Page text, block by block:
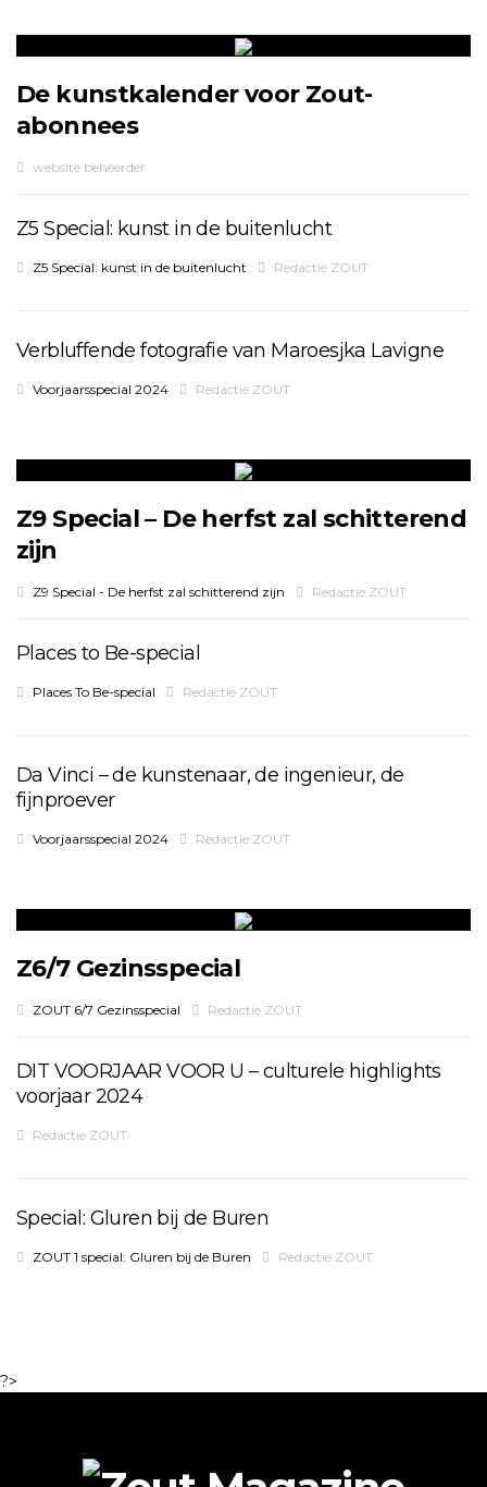
De kunstkalender voor Zout-
abonnees
website beheerder
Z5 Special: kunst in de buitenlucht
Z5 Special: kunst in de buitenlucht Redactie ZOUT
Verbluffende fotografie van Maroesjka Lavigne
Voorjaarsspecial 2024 Redactie ZOUT
Z9 Special – De herfst zal schitterend
zijn
Z9 Special - De herfst zal schitterend zijn Redactie ZOUT
Places to Be-special
Places To Be-special Redactie ZOUT
Da Vinci – de kunstenaar, de ingenieur, de
fijnproever
Voorjaarsspecial 2024 Redactie ZOUT
Z6/7 Gezinsspecial
ZOUT 6/7 Gezinsspecial Redactie ZOUT
DIT VOORJAAR VOOR U – culturele highlights
voorjaar 2024
Redactie ZOUT
Special: Gluren bij de Buren
ZOUT 1 special: Gluren bij de Buren Redactie ZOUT
?>